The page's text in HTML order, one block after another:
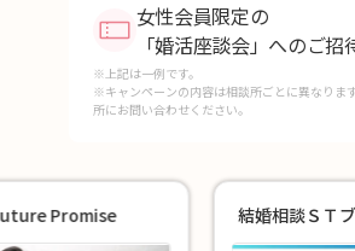
女性会員限定の
「婚活座談会」へのご招
※上記は一例です。
※キャンペーンの内容は相談所ごとに異なりま
所にお問い合わせください。
結婚相談ＳＴブライダ